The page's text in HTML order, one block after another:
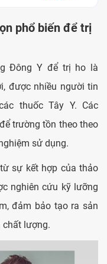
phổ biến để trị
Đông Y để trị ho là
được nhiều người tin
thuốc Tây Y. Các
trường tồn theo theo
sử dụng.
sự kết hợp của thảo
nghiên cứu kỹ lưỡng
đảm bảo tạo ra sản
chất lượng.